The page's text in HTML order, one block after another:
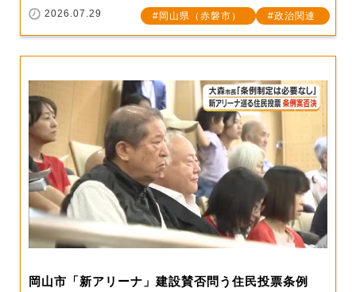
2026.07.29 岡山県（赤磐市） 政治関連
岡山市「新アリーナ」建設賛否問う住民投票条例